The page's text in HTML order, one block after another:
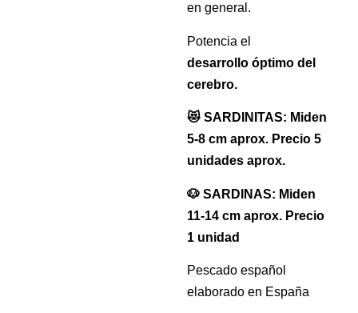
en general.
Potencia el
desarrollo óptimo del
cerebro.
😻 SARDINITAS: Miden
5-8 cm aprox. Precio 5
unidades aprox.
🐶 SARDINAS: Miden
11-14 cm aprox. Precio
1 unidad
Pescado español
elaborado en España